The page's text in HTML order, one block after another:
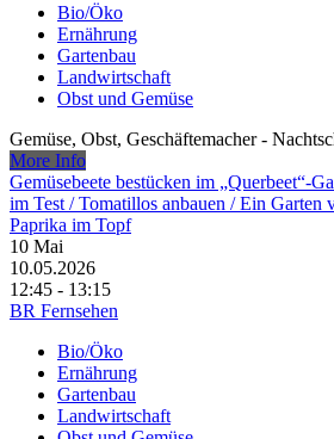
Bio/Öko
Ernährung
Gartenbau
Landwirtschaft
Obst und Gemüse
Gemüse, Obst, Geschäftemacher -
More Info
Gemüsebeete bestücken im „Querbeet“-
im Test /​ Tomatillos anbauen /​ Ein Garten
Paprika im Topf
10 Mai
10.05.2026
12:45 - 13:15
BR Fernsehen
Bio/Öko
Ernährung
Gartenbau
Landwirtschaft